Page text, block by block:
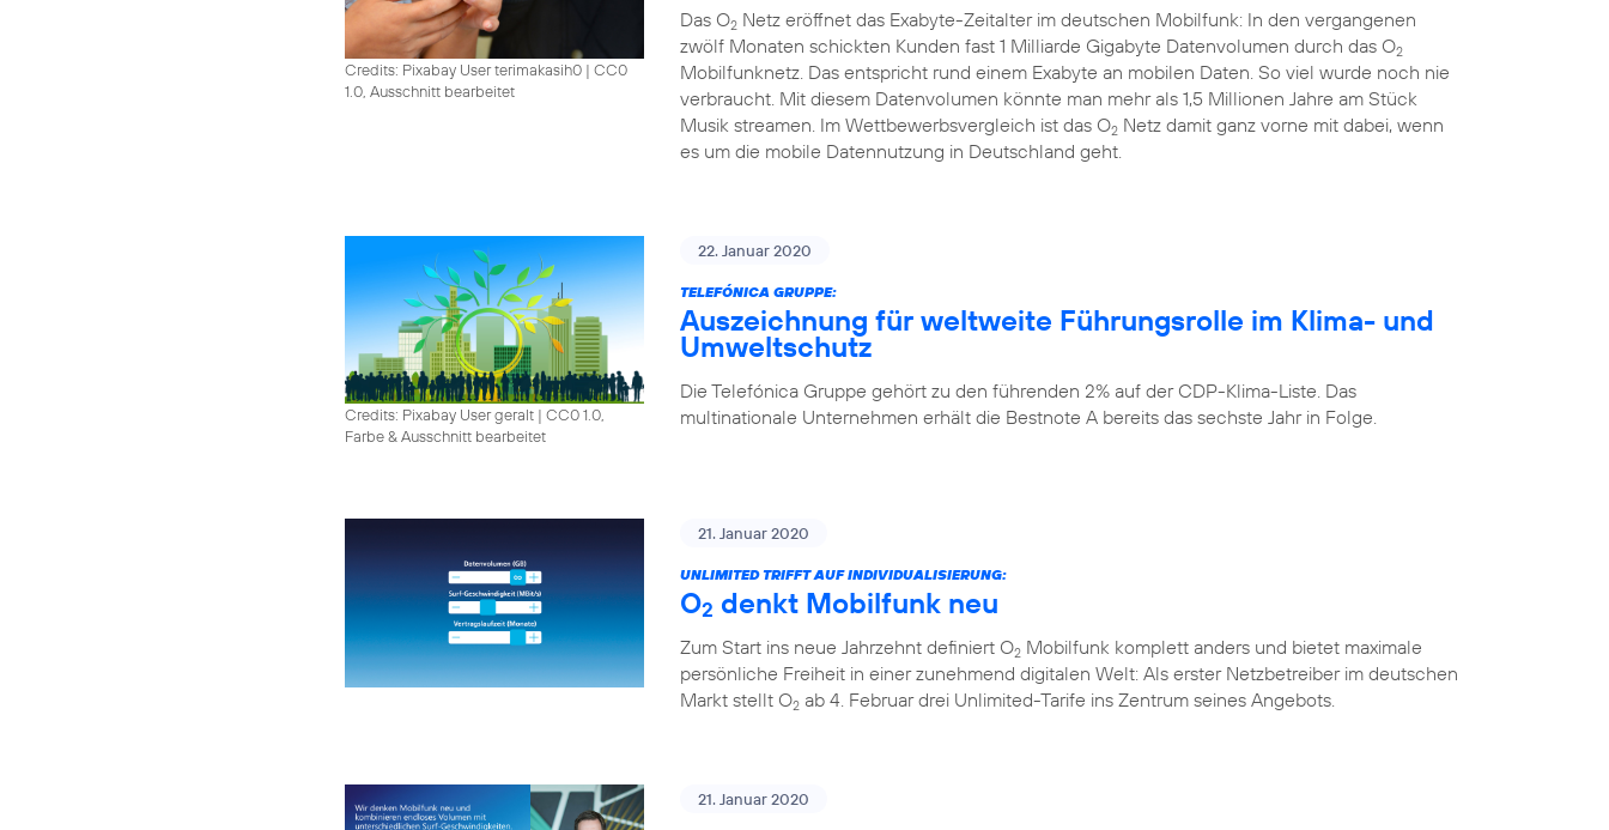
Credits: Pixabay User terimakasih0 | CC0
1.0, Ausschnitt bearbeitet
Das O2 Netz eröffnet das Exabyte-Zeitalter im deutschen Mobilfunk: In den vergangenen
zwölf Monaten schickten Kunden fast 1 Milliarde Gigabyte Datenvolumen durch das O2
Mobilfunknetz. Das entspricht rund einem Exabyte an mobilen Daten. So viel wurde noch nie
verbraucht. Mit diesem Datenvolumen könnte man mehr als 1,5 Millionen Jahre am Stück
Musik streamen. Im Wettbewerbsvergleich ist das O2 Netz damit ganz vorne mit dabei, wenn
es um die mobile Datennutzung in Deutschland geht.
Credits: Pixabay User geralt | CC0 1.0,
Farbe & Ausschnitt bearbeitet
22. Januar 2020
TELEFÓNICA GRUPPE:
Auszeichnung für weltweite Führungsrolle im Klima- und
Umweltschutz
Die Telefónica Gruppe gehört zu den führenden 2% auf der CDP-Klima-Liste. Das
multinationale Unternehmen erhält die Bestnote A bereits das sechste Jahr in Folge.
21. Januar 2020
UNLIMITED TRIFFT AUF INDIVIDUALISIERUNG:
O2 denkt Mobilfunk neu
Zum Start ins neue Jahrzehnt definiert O2 Mobilfunk komplett anders und bietet maximale
persönliche Freiheit in einer zunehmend digitalen Welt: Als erster Netzbetreiber im deutschen
Markt stellt O2 ab 4. Februar drei Unlimited-Tarife ins Zentrum seines Angebots.
21. Januar 2020